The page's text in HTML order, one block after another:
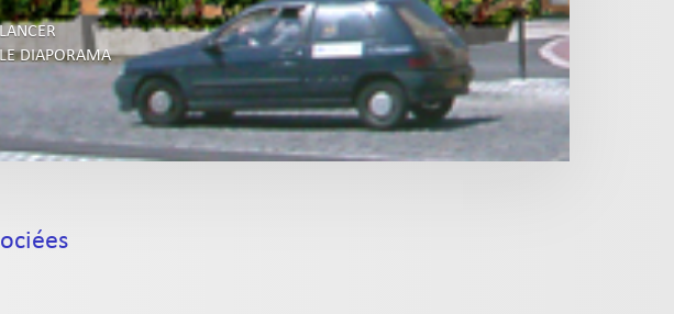
DIAPORAMA